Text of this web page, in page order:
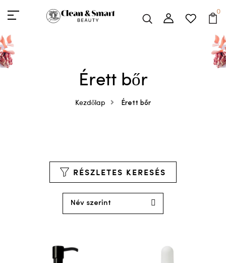
0
Érett bőr
Kezdőlap Érett bőr
RÉSZLETES KERESÉS